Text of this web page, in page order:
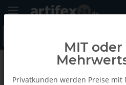
Zurück zur Liste Zeta P-2
MIT oder
Privatkunden werden Preise mit